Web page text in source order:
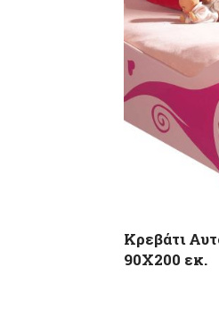
Κρεβάτι
90X200 εκ.